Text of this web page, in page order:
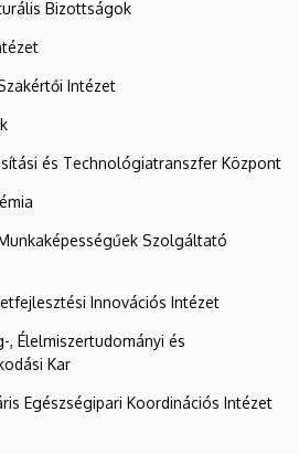
Bizottságok
Intézet
és Technológiatranszfer Központ
Szolgáltató
Innovációs Intézet
, Élelmiszertudományi és
Kar
Egészségipari Koordinációs Intézet